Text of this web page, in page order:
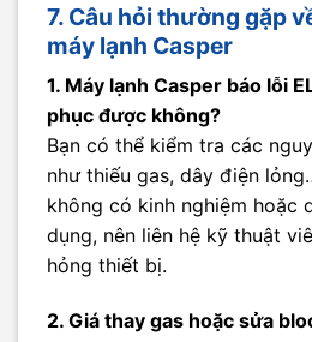
7. Câu hỏi thường gặp
máy lạnh Casper
1. Máy lạnh Casper báo lỗi
phục được không?
Bạn có thể kiểm tra các
như thiếu gas, dây điện
không có kinh nghiệm hoặc
dụng, nên liên hệ kỹ thuật
hỏng thiết bị.
2. Giá thay gas hoặc sửa